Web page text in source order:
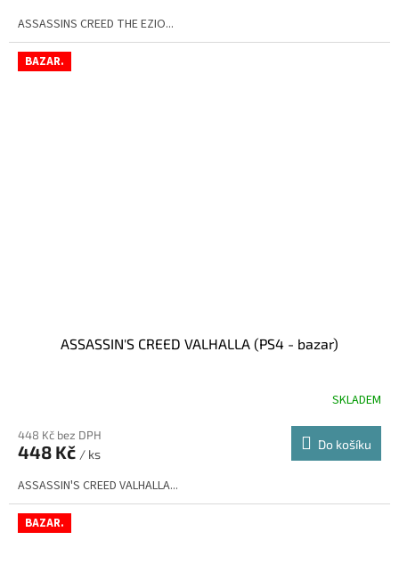
ASSASSINS CREED THE EZIO...
BAZAR.
ASSASSIN'S CREED VALHALLA (PS4 - bazar)
SKLADEM
448 Kč bez DPH
448 Kč / ks
Do košíku
ASSASSIN'S CREED VALHALLA...
BAZAR.